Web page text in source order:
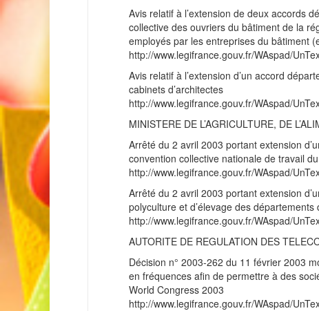
Avis relatif à l’extension de deux accords
collective des ouvriers du bâtiment de la
employés par les entreprises du bâtiment
http://www.legifrance.gouv.fr/WAspad/
Avis relatif à l’extension d’un accord
cabinets d’architectes
http://www.legifrance.gouv.fr/WAspad/
MINISTERE DE L’AGRICULTURE, DE
Arrêté du 2 avril 2003 portant extension
convention collective nationale de travail
http://www.legifrance.gouv.fr/WAspad/
Arrêté du 2 avril 2003 portant extension
polyculture et d’élevage des
http://www.legifrance.gouv.fr/WAspad/
AUTORITE DE REGULATION DES
Décision n° 2003-262 du 11 février 2003
en fréquences afin de permettre à des
World Congress 2003
http://www.legifrance.gouv.fr/WAspad/